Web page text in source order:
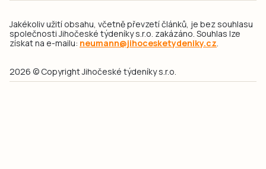
Jakékoliv užití obsahu, včetně převzetí článků, je bez souhlasu
společnosti Jihočeské týdeníky s.r.o. zakázáno. Souhlas lze
získat na e-mailu: neumann@jihocesketydeniky.cz.
2026 © Copyright Jihočeské týdeníky s.r.o.